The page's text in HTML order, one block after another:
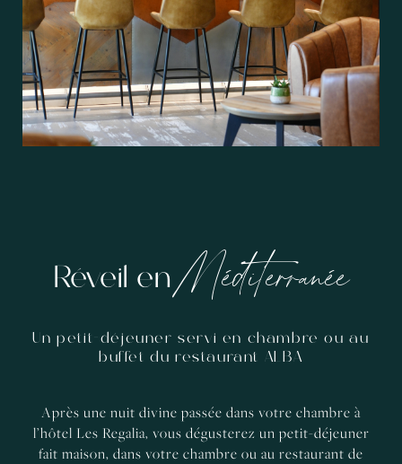
Réveil enMéditerranée
Un petit-déjeuner servi en chambre ou au
buffet du restaurant ALBA
Après une nuit divine passée dans votre chambre à
l’hôtel Les Regalia, vous dégusterez un petit-déjeuner
fait maison, dans votre chambre ou au restaurant de